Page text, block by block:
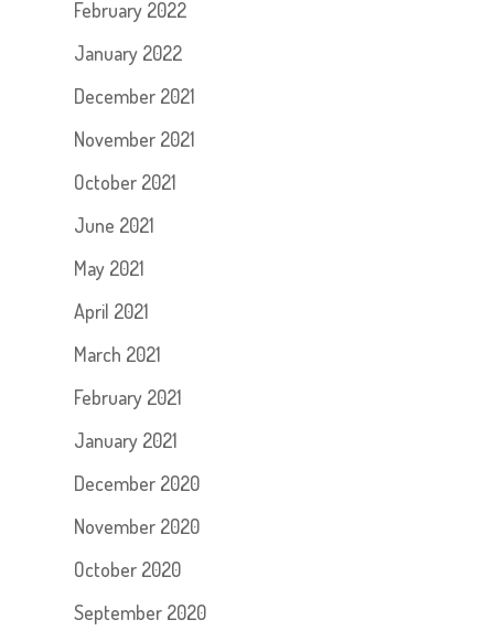
February 2022
January 2022
December 2021
November 2021
October 2021
June 2021
May 2021
April 2021
March 2021
February 2021
January 2021
December 2020
November 2020
October 2020
September 2020